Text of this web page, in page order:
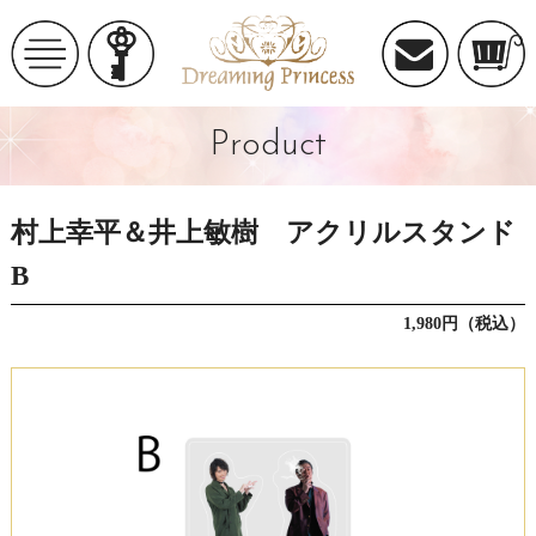
Product
村上幸平＆井上敏樹 アクリルスタンド
B
1,980円（税込）